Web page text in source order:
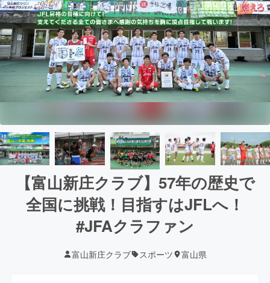
【富山新庄クラブ】57年の歴史で
全国に挑戦！目指すはJFLへ！
#JFAクラファン
富山新庄クラブ スポーツ 富山県